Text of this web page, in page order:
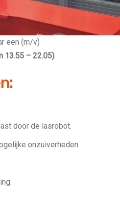
een (m/v)
13.55 – 22.05)
door de lasrobot.
onzuiverheden.